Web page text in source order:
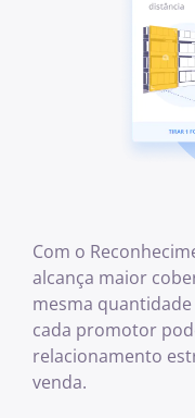
Com o
alcança maior
mesma
cada promotor
relacionamento
venda.